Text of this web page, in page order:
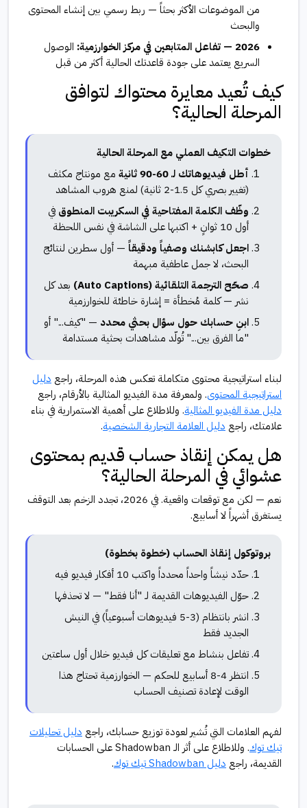
من الموضوعات الأكثر بحثاً — ربط رسمي بين إنشاء المحتوى
والبحث
2026 — تفاعل المتابعين في مركز الخوارزمية:
الوصول
السريع يعتمد على جودة قاعدتك الحالية أكثر من قبل
كيف تُعيد معايرة محتواك لتوافق
المرحلة الحالية؟
خطوات التكيف العملي مع المرحلة الحالية
أطل فيديوهاتك لـ 60-90 ثانية
مع مونتاج مكثف
(تغيير بصري كل 1.5-2 ثانية) لمنع هروب المشاهد
وظّف الكلمة المفتاحية في السكريبت المنطوق في
أول 10 ثوانٍ + اكتبها على الشاشة في نفس اللحظة
اجعل كابشنك وصفياً ودقيقاً — أول سطرين لنتائج
البحث، لا جمل عاطفية مبهمة
صحّح الترجمة التلقائية (Auto Captions)
بعد كل
نشر — كلمة مُخطأة = إشارة خاطئة للخوارزمية
ابنِ حسابك حول سؤال بحثي محدد — "كيف..." أو
"ما الفرق بين..." تُولّد مشاهدات بحثية مستدامة
لبناء استراتيجية محتوى متكاملة تعكس هذه المرحلة، راجع دليل
استراتيجية المحتوى. ولمعرفة مدة الفيديو المثالية بالأرقام، راجع
دليل مدة الفيديو المثالية. وللاطلاع على أهمية الاستمرارية في بناء
علامتك، راجع دليل العلامة التجارية الشخصية.
هل يمكن إنقاذ حساب قديم بمحتوى
عشوائي في المرحلة الحالية؟
نعم — لكن مع توقعات واقعية. في 2026، تجدد الزخم بعد التوقف
يستغرق أشهراً لا أسابيع.
بروتوكول إنقاذ الحساب (خطوة بخطوة)
حدّد نيشاً واحداً محدداً واكتب 10 أفكار فيديو فيه
حوّل الفيديوهات القديمة لـ "أنا فقط" — لا تحذفها
انشر بانتظام (3-5 فيديوهات أسبوعياً) في النيش
الجديد فقط
تفاعل بنشاط مع تعليقات كل فيديو خلال أول ساعتين
انتظر 4-8 أسابيع للحكم — الخوارزمية تحتاج هذا
الوقت لإعادة تصنيف الحساب
لفهم العلامات التي تُشير لعودة توزيع حسابك، راجع دليل تحليلات
تيك توك
. وللاطلاع على أثر الـ Shadowban على الحسابات
القديمة، راجع دليل Shadowban تيك توك .